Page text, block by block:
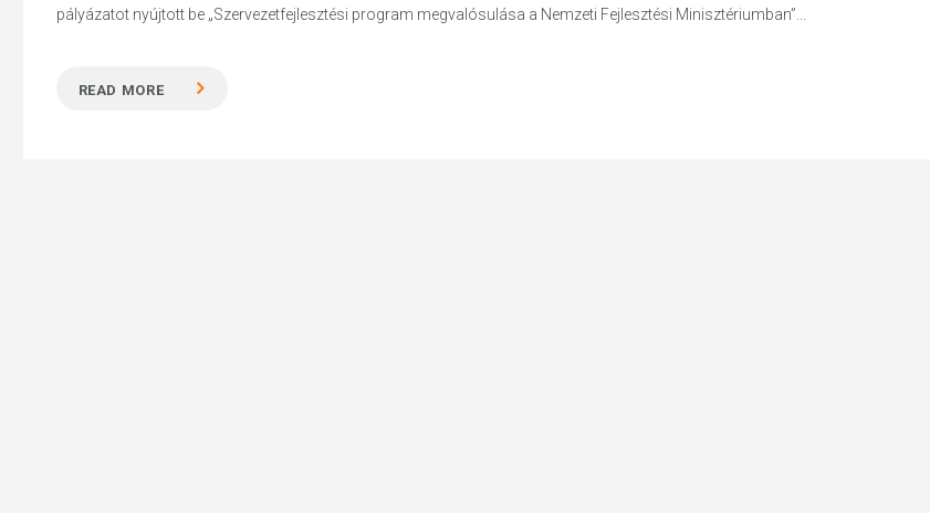
Hit enter to search or ESC to close
pályázatot nyújtott be „Szervezetfejlesztési program megvalósulása a Nemzeti Fejlesztési Minisztériumban”...
READ MORE